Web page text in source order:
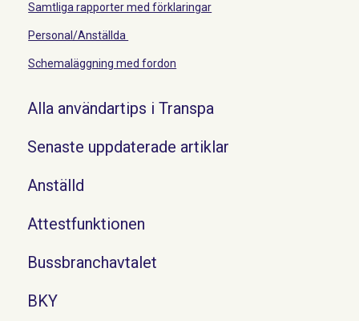
Samtliga rapporter med förklaringar
Personal/Anställda
Schemaläggning med fordon
Alla användartips i Transpa
Senaste uppdaterade artiklar
Anställd
Attestfunktionen
Bussbranchavtalet
BKY